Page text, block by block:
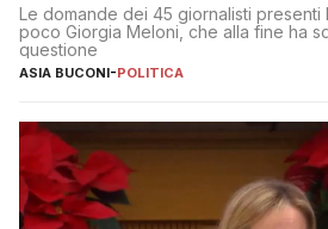
Le domande dei 45 giornalisti presenti
poco Giorgia Meloni, che alla fine ha
questione
ASIA BUCONI-POLITICA